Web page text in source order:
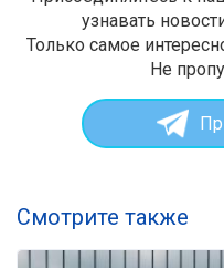
узнавать
Только самое
Не
Смотрите также